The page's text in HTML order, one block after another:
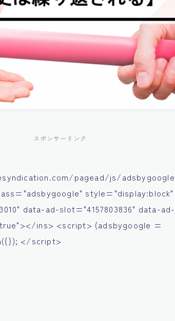
スポンサーリンク
pagead/js/
data-ad-slot="4157803836" data-
ins> <script> (adsbygoogle =
</script>